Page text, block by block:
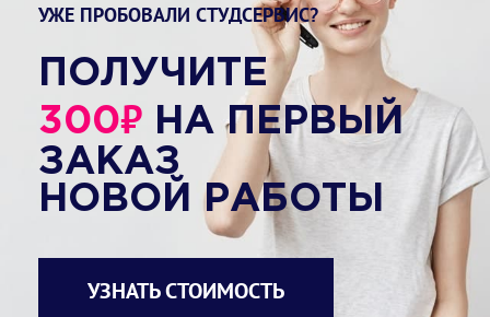
УЖЕ ПРОБОВАЛИ СТУДСЕРВИС?
ПОЛУЧИТЕ
300₽ НА ПЕРВЫЙ
ЗАКАЗ
НОВОЙ РАБОТЫ
УЗНАТЬ СТОИМОСТЬ